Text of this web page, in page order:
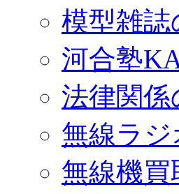
模型雑誌
河合塾
法律関
無線ラ
無線機買